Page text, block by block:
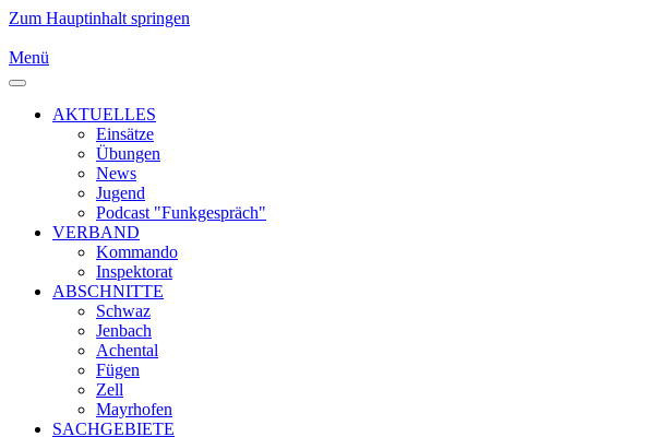
Zum Hauptinhalt springen
Menü
AKTUELLES
Einsätze
Übungen
News
Jugend
Podcast "Funkgespräch"
VERBAND
Kommando
Inspektorat
ABSCHNITTE
Schwaz
Jenbach
Achental
Fügen
Zell
Mayrhofen
SACHGEBIETE